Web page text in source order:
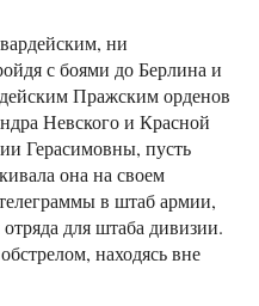
ни
с боями до Берлина и
Пражским орденов
Невского и Красной
Герасимовны, пусть
она на своем
в штаб армии,
для штаба дивизии.
находясь вне